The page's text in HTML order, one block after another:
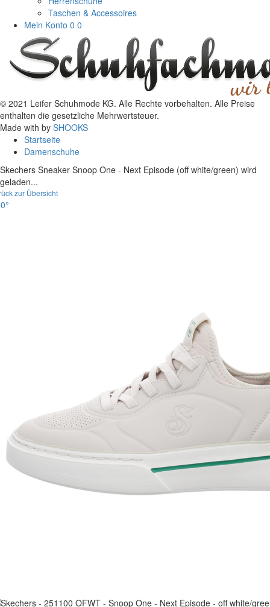
Taschen & Accessoires
Mein Konto 0 0
© 2021 Leifer Schuhmode KG. Alle Rechte vorbehalten. Alle Preise
enthalten die gesetzliche Mehrwertsteuer.
Made with by SHOOKS
Startseite
Damenschuhe
Skechers Sneaker Snoop One - Next Episode (off white/green) wird
geladen...
zur Übersicht